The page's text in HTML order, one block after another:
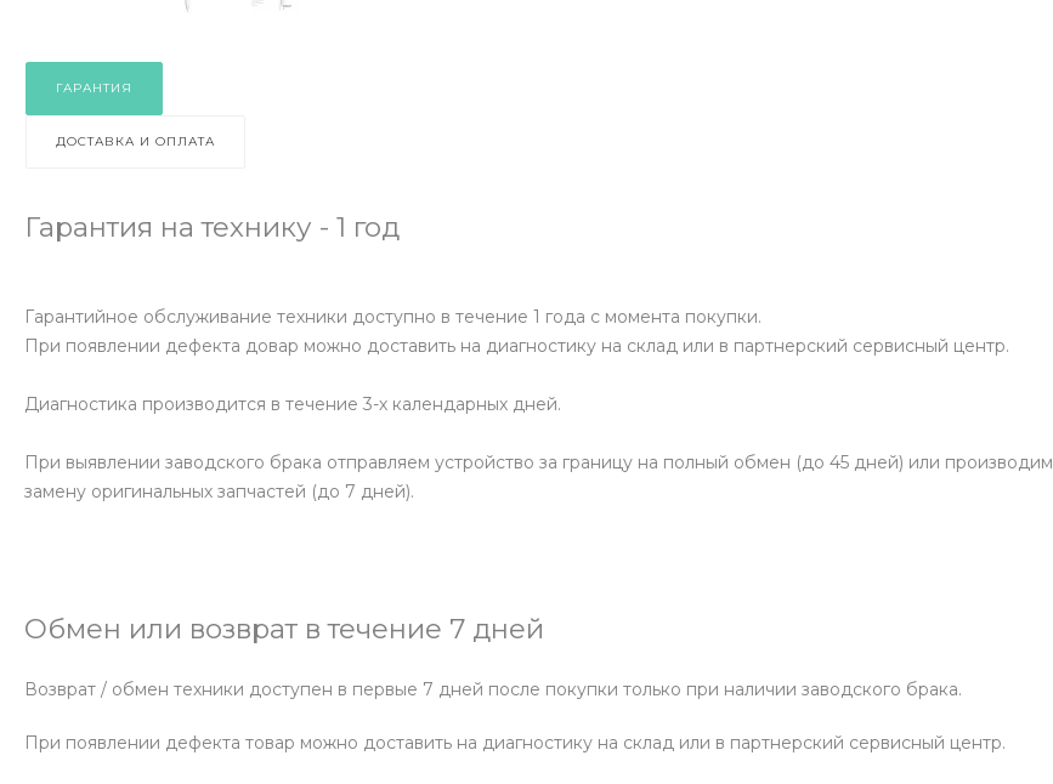
ГАРАНТИЯ
ДОСТАВКА И ОПЛАТА
Гарантия на технику - 1 год
Гарантийное обслуживание техники доступно в течение 1 года с момента покупки.
При появлении дефекта довар можно доставить на диагностику на склад или в партнерский сервисный центр.
Диагностика производится в течение 3-х календарных дней.
При выявлении заводского брака отправляем устройство за границу на полный обмен (до 45 дней) или производим
замену оригинальных запчастей (до 7 дней).
Обмен или возврат в течение 7 дней
Возврат / обмен техники доступен в первые 7 дней после покупки только при наличии заводского брака.
При появлении дефекта товар можно доставить на диагностику на склад или в партнерский сервисный центр.